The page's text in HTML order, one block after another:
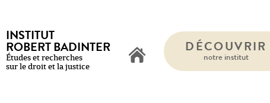
INSTITUT
ROBERT BADINTER
Études et recherches
sur le droit et la justice
DÉCOUVRIR
notre institut